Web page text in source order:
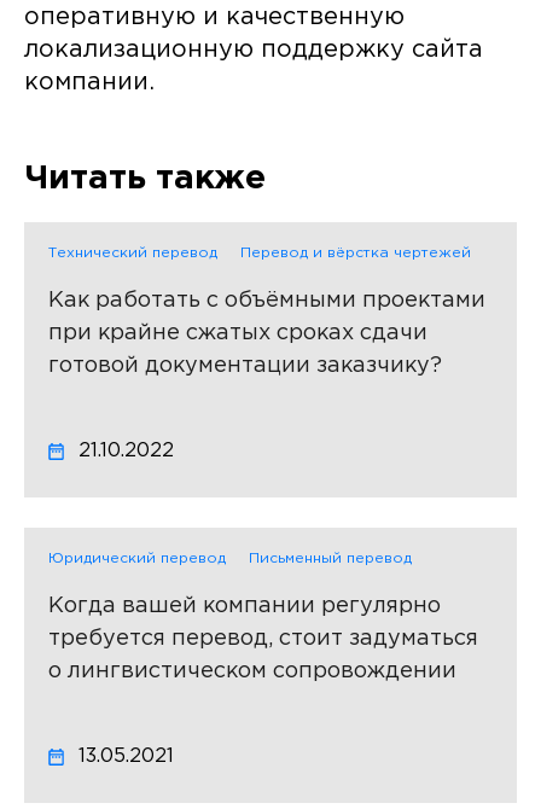
оперативную и качественную
локализационную поддержку сайта
компании.
Читать также
Технический перевод Перевод и вёрстка чертежей
Как работать с объёмными проектами
при крайне сжатых сроках сдачи
готовой документации заказчику?
21.10.2022
Юридический перевод Письменный перевод
Когда вашей компании регулярно
требуется перевод, стоит задуматься
о лингвистическом сопровождении
13.05.2021